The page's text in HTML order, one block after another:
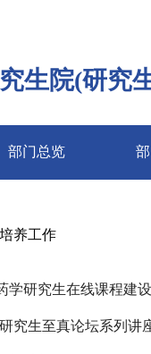
生院(研究
部门总览
养工作
学研究生在线课程建
究生至真论坛系列讲